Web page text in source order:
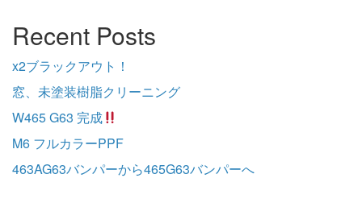
Recent Posts
x2ブラックアウト！
窓、未塗装樹脂クリーニング
W465 G63 完成
M6 フルカラーPPF
463AG63バンパーから465G63バンパーへ